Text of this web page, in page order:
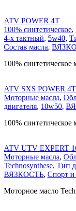
ATV POWER 4T
100% синтетическое,
4-х тактный, 5w40,
Состав масла,
100% синтетическое
ATV SXS POWER 4T
Моторные масла,
двигателя, 10w50,
100% синтетическое
ATV UTV EXPERT
Моторные масла,
Technosynthese, Тип
ВЯЗКОСТЬ, Спорт и
Моторное масло